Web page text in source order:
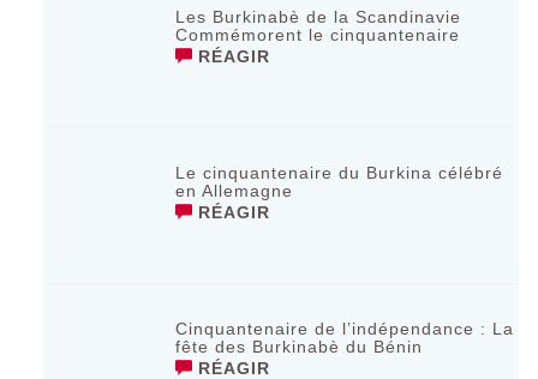
Les Burkinabè de la Scandinavie
Commémorent le cinquantenaire
RÉAGIR
Le cinquantenaire du Burkina célébré
en Allemagne
RÉAGIR
Cinquantenaire de l’indépendance : La
fête des Burkinabè du Bénin
RÉAGIR